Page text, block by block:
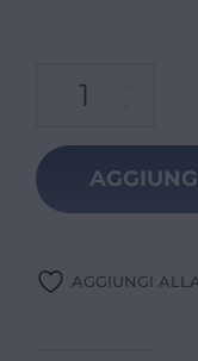
AGGIUNGI